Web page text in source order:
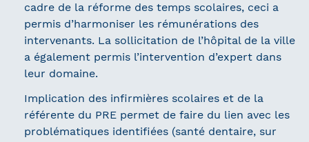
cadre de la réforme des temps scolaires, ceci a
permis d’harmoniser les rémunérations des
intervenants. La sollicitation de l’hôpital de la ville
a également permis l’intervention d’expert dans
leur domaine.
Implication des infirmières scolaires et de la
référente du PRE permet de faire du lien avec les
problématiques identifiées (santé dentaire, sur